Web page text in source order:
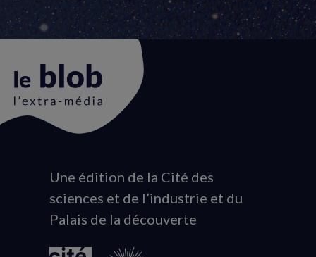
Animation
du
logo
Une édition de la Cité des
sciences et de l’industrie et du
Palais de la découverte